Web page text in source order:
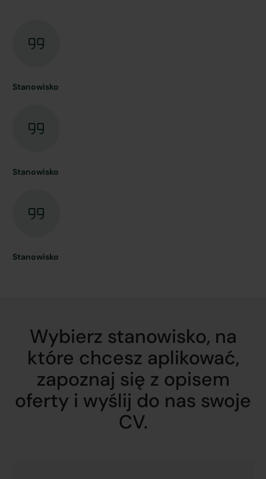
Stanowisko
Stanowisko
Stanowisko
Wybierz stanowisko, na
które chcesz aplikować,
zapoznaj się z opisem
oferty i wyślij do nas swoje
CV.